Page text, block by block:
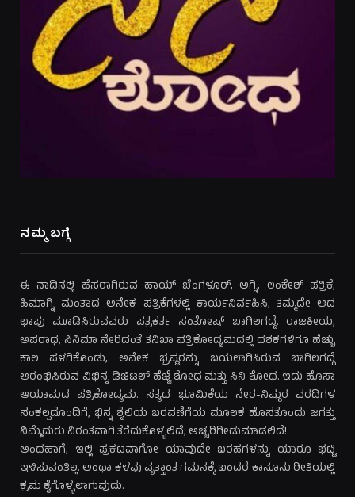
ನಮ್ಮ ಬಗ್ಗೆ
ಈ ನಾಡಿನಲ್ಲಿ ಹೆಸರಾಗಿರುವ ಹಾಯ್ ಬೆಂಗಳೂರ್, ಅಗ್ನಿ, ಲಂಕೇಶ್ ಪತ್ರಿಕೆ,
ಹಿಮಾಗ್ನಿ ಮಂತಾದ ಅನೇಕ ಪತ್ರಿಕೆಗಳಲ್ಲಿ ಕಾರ್ಯನಿರ್ವಹಿಸಿ, ತಮ್ಮದೇ ಆದ
ಛಾಪು ಮೂಡಿಸಿರುವವರು ಪತ್ರಕರ್ತ ಸಂತೋಷ್ ಬಾಗಿಲಗದ್ದೆ. ರಾಜಕೀಯ,
ಅಪರಾಧ, ಸಿನಿಮಾ ಸೇರಿದಂತೆ ತನಿಖಾ ಪತ್ರಿಕೋದ್ಯಮದಲ್ಲಿ ದಶಕಗಳಿಗೂ ಹೆಚ್ಚು
ಕಾಲ ಪಳಗಿಕೊಂಡು, ಅನೇಕ ಭ್ರಷ್ಟರನ್ನು ಬಯಲಾಗಿಸಿರುವ ಬಾಗಿಲಗದ್ದೆ
ಆರಂಭಿಸಿರುವ ವಿಭಿನ್ನ ಡಿಜಿಟಲ್ ಹೆಜ್ಜೆ ಶೋಧ ಮತ್ತು ಸಿನಿ ಶೋಧ. ಇದು ಹೊಸಾ
ಆಯಾಮದ ಪತ್ರಿಕೋದ್ಯಮ. ಸತ್ಯದ ಭೂಮಿಕೆಯ ನೇರ-ನಿಷ್ಠುರ ವರದಿಗಳ
ಸಂಕಲ್ಪದೊಂದಿಗೆ, ಭಿನ್ನ ಶೈಲಿಯ ಬರವಣಿಗೆಯ ಮೂಲಕ ಹೊಸತೊಂದು ಜಗತ್ತು
ನಿಮ್ಮೆದುರು ನಿರಂತವಾಗಿ ತೆರೆದುಕೊಳ್ಳಲಿದೆ; ಅಚ್ಚರಿಗೀಡುಮಾಡಲಿದೆ!
ಅಂದಹಾಗೆ, ಇಲ್ಲಿ ಪ್ರಕಟವಾಗೋ ಯಾವುದೇ ಬರಹಗಳನ್ನು ಯಾರೂ ಭಟ್ಟಿ
ಇಳಿಸುವಂತಿಲ್ಲ. ಅಂಥಾ ಕಳವು ವೃತ್ತಾಂತ ಗಮನಕ್ಕೆ ಬಂದರೆ ಕಾನೂನು ರೀತಿಯಲ್ಲಿ
ಕ್ರಮ ಕೈಗೊಳ್ಳಲಾಗುವುದು.